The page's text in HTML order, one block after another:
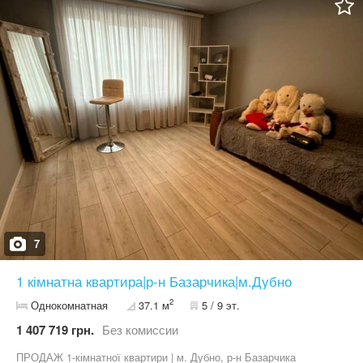
Встановлено якісні вхідні броньовані двері. Просторі коридори
підʼїзду з ремонтом -фактурна штукатурка на стінах, плитка на
підлозі, великі панорамні вікна. Територія двору облагороджена -
бруківка в дворі, озеленення, дитячий майданчик, паркомісця по
периметру будинку. Можливий продаж за програмою є-Оселя
Телефонуйте і ми оглянемо дану квартиру та інші наявні
квартири!
7
1 кімнатна квартира|р-н Базарчика|м.Дубно
Однокомнатная 37.1 м2 5 / 9 эт.
1 407 719 грн. Без комиссии
ПРОДАЖ 1-кімнатної квартири | м. Дубно, р-н Базарчика